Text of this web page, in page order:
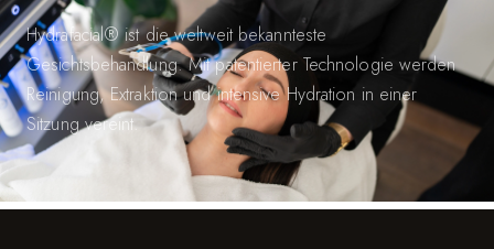
Hydrafacial® ist die weltweit bekannteste
Gesichtsbehandlung. Mit patentierter Technologie werden
Reinigung, Extraktion und intensive Hydration in einer
Sitzung vereint.